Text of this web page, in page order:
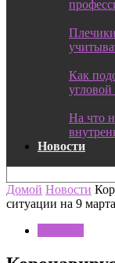
Как
На что
Новости
Домой Новости
ситуации на 9 марта